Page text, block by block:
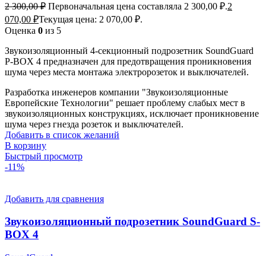
2 300,00₽ Первоначальная цена составляла 2 300,00 ₽.2
070,00 ₽Текущая цена: 2 070,00 ₽.
Оценка 0 из 5
Звукоизоляционный 4-секционный подрозетник SoundGuard
P-BOX 4 предназначен для предотвращения проникновения
шума через места монтажа электророзеток и выключателей.
Разработка инженеров компании "Звукоизоляционные
Европейские Технологии" решает проблему слабых мест в
звукоизоляционных конструкциях, исключает проникновение
шума через гнезда розеток и выключателей.
Добавить в список желаний
В корзину
Быстрый просмотр
-11%
Добавить для сравнения
Звукоизоляционный подрозетник SoundGuard S-
BOX 4